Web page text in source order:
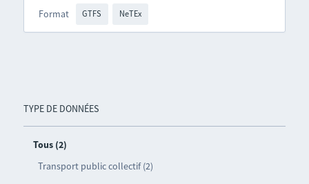
TYPE DE DONNÉES
Tous (2)
Transport public collectif (2)
Format GTFS NeTEx